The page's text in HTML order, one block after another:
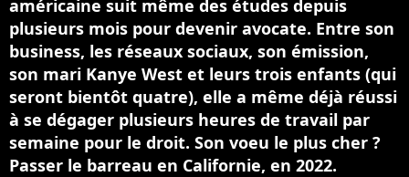
américaine suit même des études depuis
plusieurs mois pour devenir avocate. Entre son
business, les réseaux sociaux, son émission,
son mari Kanye West et leurs trois enfants (qui
seront bientôt quatre), elle a même déjà réussi
à se dégager plusieurs heures de travail par
semaine pour le droit. Son voeu le plus cher ?
Passer le barreau en Californie, en 2022.